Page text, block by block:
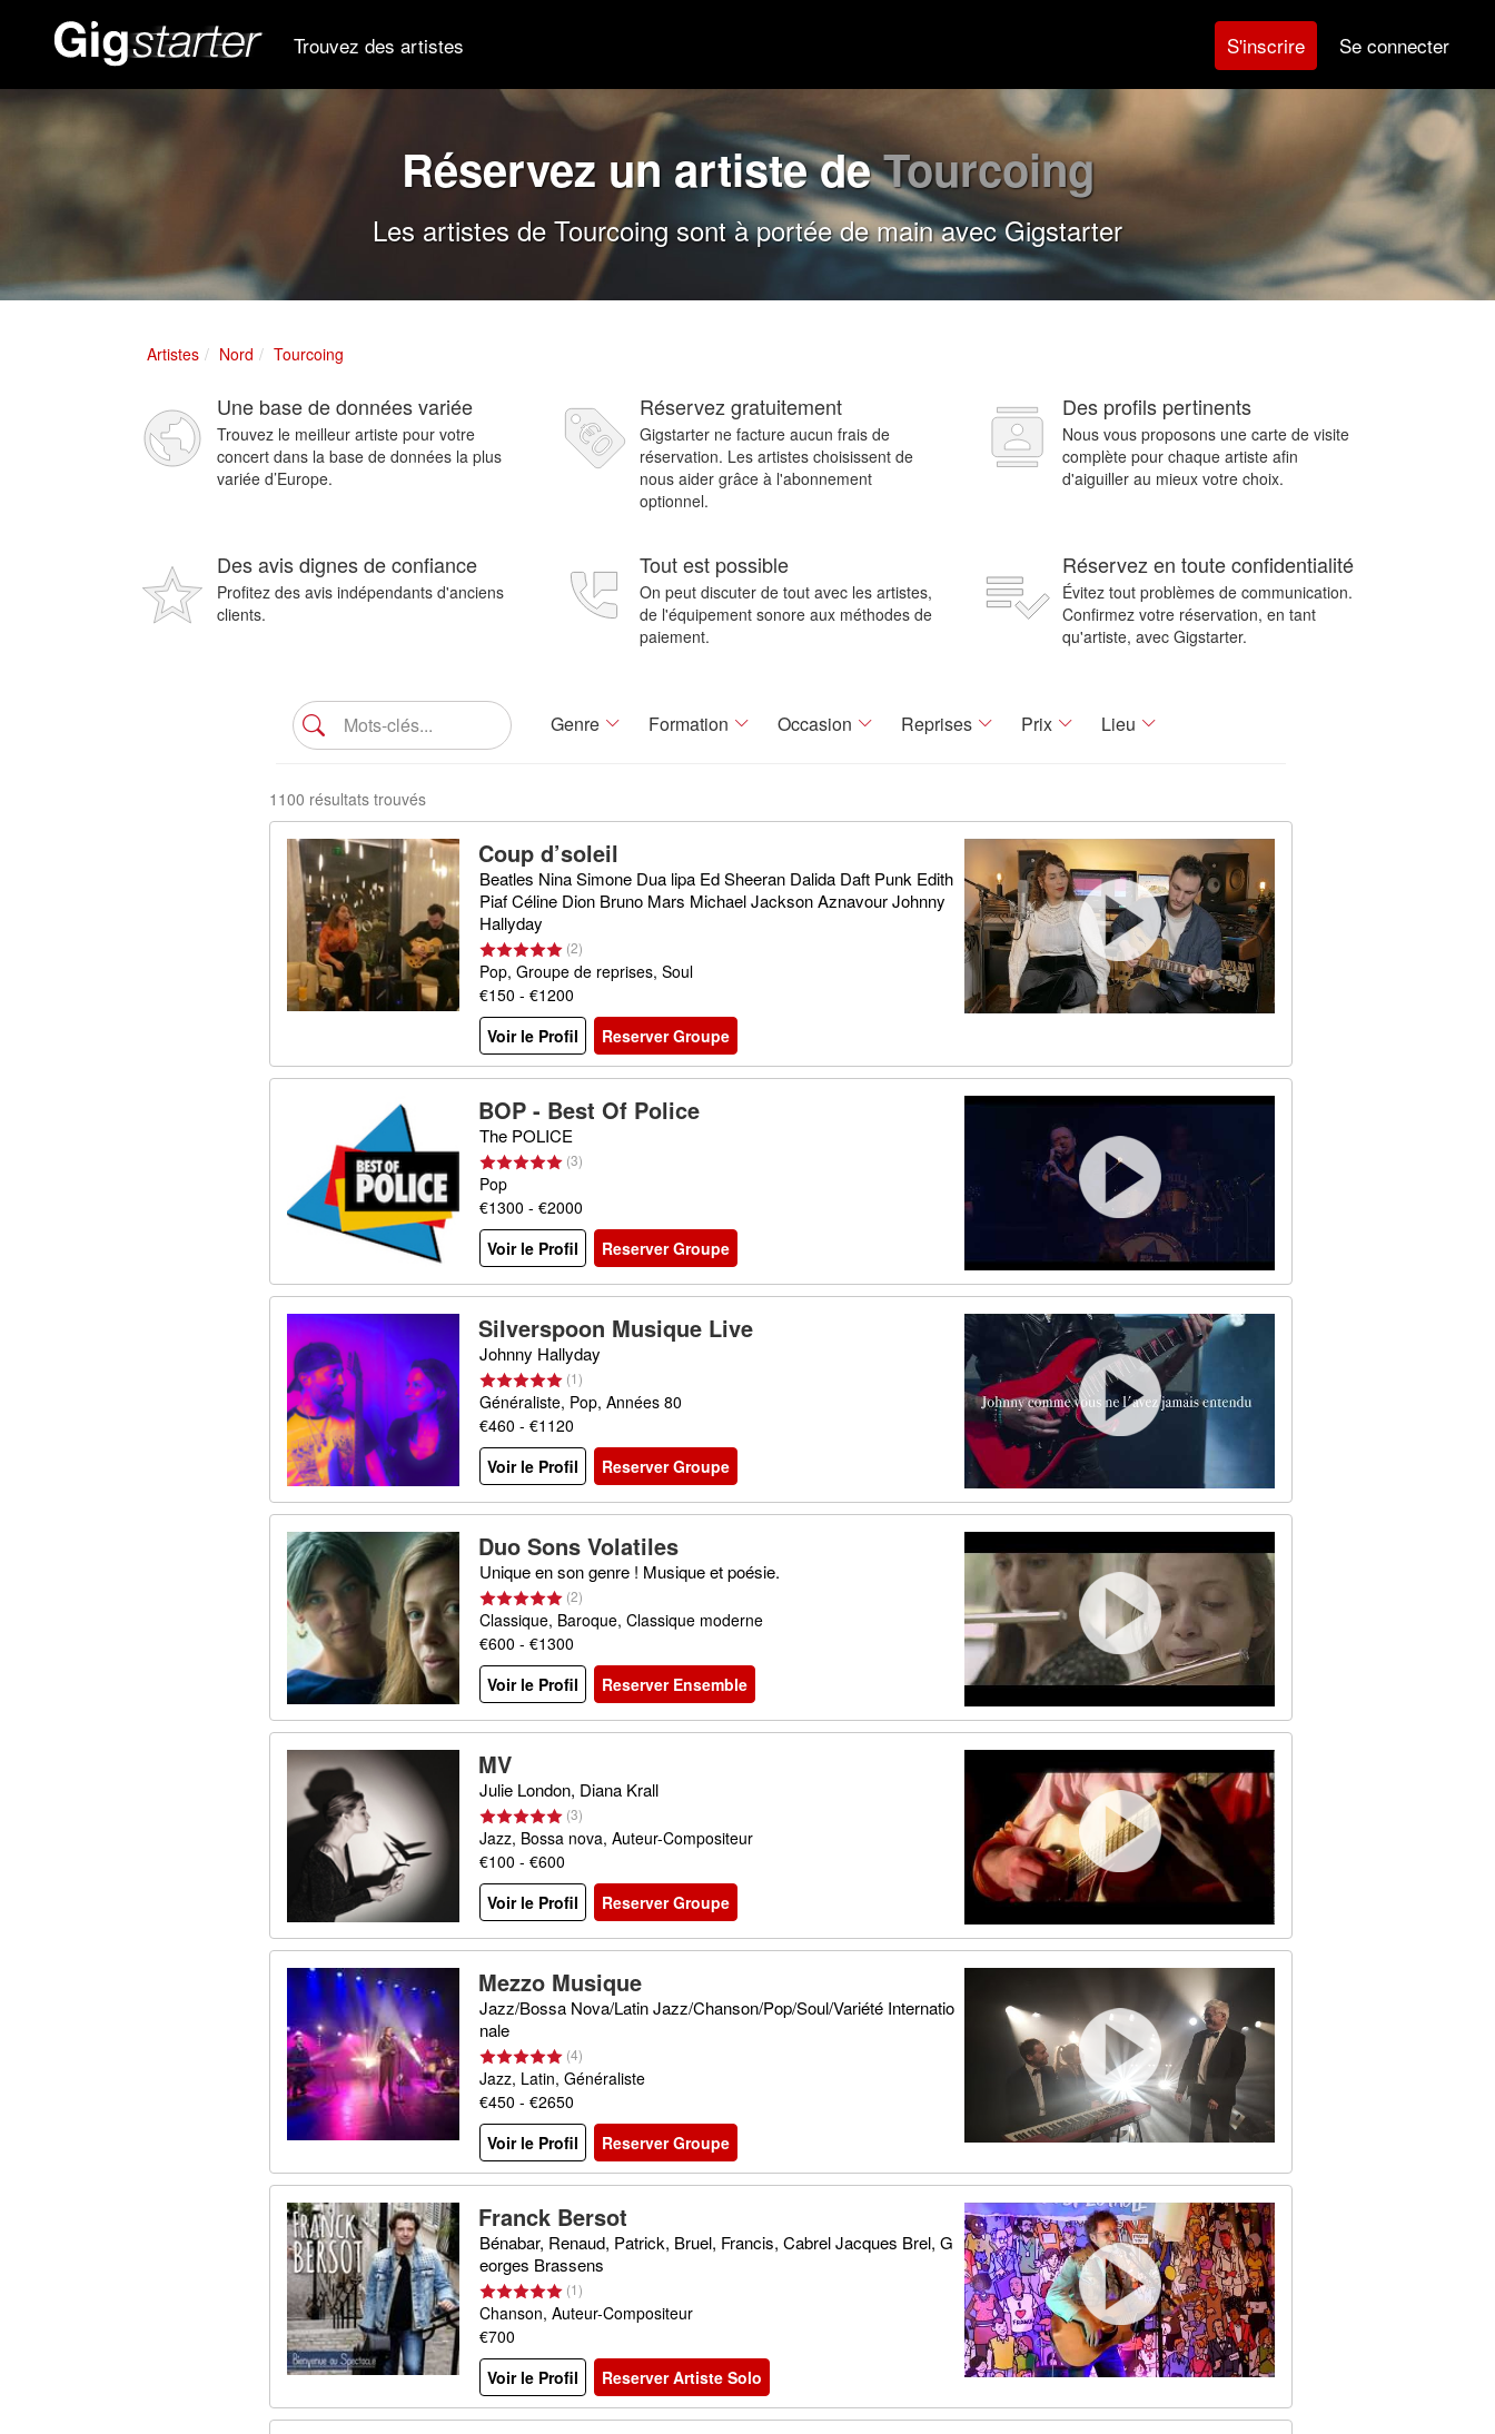
Trouvez des artistes S'inscrire Se connecter
Réservez un artiste deTourcoing
Les artistes de Tourcoing sont à portée de main avec Gigstarter
Artistes Nord Tourcoing
Une base de données variée
Trouvez le meilleur artiste pour votre
concert dans la base de données la plus
variée d’Europe.
Réservez gratuitement
Gigstarter ne facture aucun frais de
réservation. Les artistes choisissent de
nous aider grâce à l'abonnement
optionnel.
Des profils pertinents
Nous vous proposons une carte de visite
complète pour chaque artiste afin
d'aiguiller au mieux votre choix.
Des avis dignes de confiance
Profitez des avis indépendants d'anciens
clients.
Tout est possible
On peut discuter de tout avec les artistes,
de l'équipement sonore aux méthodes de
paiement.
Réservez en toute confidentialité
Évitez tout problèmes de communication.
Confirmez votre réservation, en tant
qu'artiste, avec Gigstarter.
Genre Formation Occasion Reprises Prix Lieu
1100 résultats trouvés
Coup d’soleil
Beatles Nina Simone Dua lipa Ed Sheeran Dalida Daft Punk Edith
Piaf Céline Dion Bruno Mars Michael Jackson Aznavour Johnny
Hallyday
(2)
Pop, Groupe de reprises, Soul
€150 - €1200
Voir le Profil
Reserver Groupe
BOP - Best Of Police
The POLICE
(3)
Pop
€1300 - €2000
Voir le Profil
Reserver Groupe
Silverspoon Musique Live
Johnny Hallyday
(1)
Généraliste, Pop, Années 80
€460 - €1120
Voir le Profil
Reserver Groupe
Duo Sons Volatiles
Unique en son genre ! Musique et poésie.
(2)
Classique, Baroque, Classique moderne
€600 - €1300
Voir le Profil
Reserver Ensemble
MV
Julie London, Diana Krall
(3)
Jazz, Bossa nova, Auteur-Compositeur
€100 - €600
Voir le Profil
Reserver Groupe
Mezzo Musique
Jazz/Bossa Nova/Latin Jazz/Chanson/Pop/Soul/Variété Internatio
nale
(4)
Jazz, Latin, Généraliste
€450 - €2650
Voir le Profil
Reserver Groupe
Franck Bersot
Bénabar, Renaud, Patrick, Bruel, Francis, Cabrel Jacques Brel, G
eorges Brassens
(1)
Chanson, Auteur-Compositeur
€700
Voir le Profil
Reserver Artiste Solo